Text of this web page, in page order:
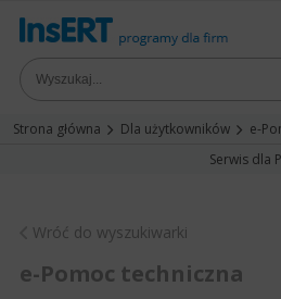
Strona główna Dla użytkowników
e-
Serwis dla
Wróć do wyszukiwarki
e-Pomoc techniczna